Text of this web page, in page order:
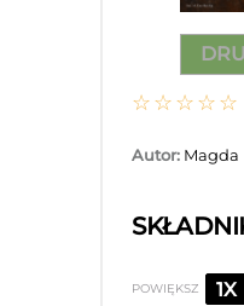
☆
☆
☆
☆
☆
Autor: Magda
POWIĘKSZ 1X